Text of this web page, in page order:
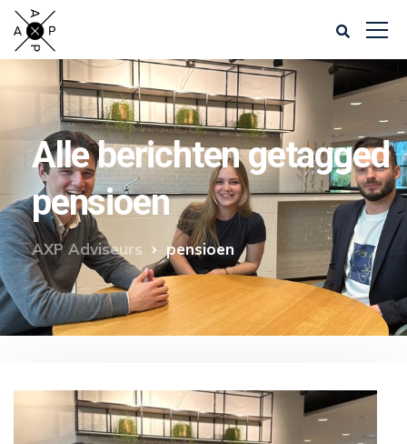
Alle berichten getagged
pensioen
AXP Adviseurs pensioen